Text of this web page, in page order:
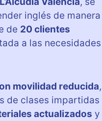
inglés de manera
de 20 clientes
a las necesidades
movilidad reducida,
de clases impartidas
actualizados y